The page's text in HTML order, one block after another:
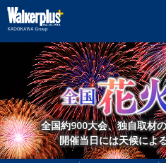
全国約900大会、独自取材
開催当日には天候によ